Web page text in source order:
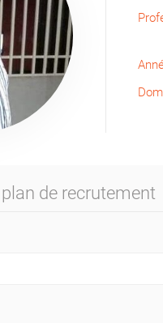
de recrutement